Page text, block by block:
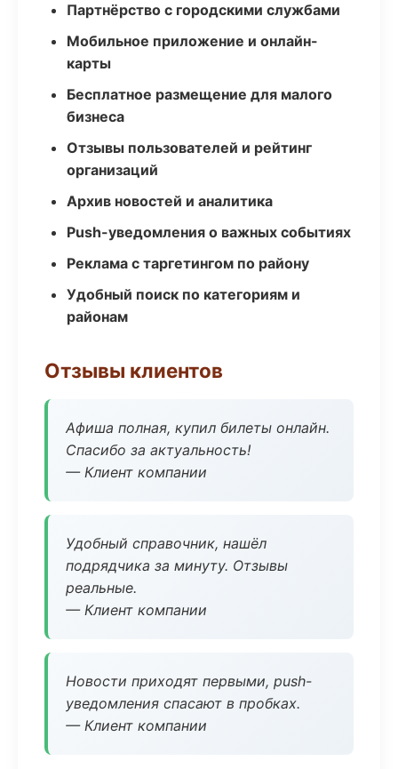
Партнёрство с городскими службами
Мобильное приложение и онлайн-
карты
Бесплатное размещение для малого
бизнеса
Отзывы пользователей и рейтинг
организаций
Архив новостей и аналитика
Push-уведомления о важных событиях
Реклама с таргетингом по району
Удобный поиск по категориям и
районам
Отзывы клиентов
Афиша полная, купил билеты онлайн.
Спасибо за актуальность!
— Клиент компании
Удобный справочник, нашёл
подрядчика за минуту. Отзывы
реальные.
— Клиент компании
Новости приходят первыми, push-
уведомления спасают в пробках.
— Клиент компании